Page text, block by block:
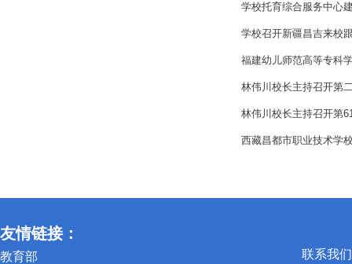
学校托育综合服务中心
学校召开新疆昌吉来校
福建幼儿师范高等专科
林伟川校长主持召开第
林伟川校长主持召开第
西藏昌都市职业技术学
友情链接：
教育部
联系我